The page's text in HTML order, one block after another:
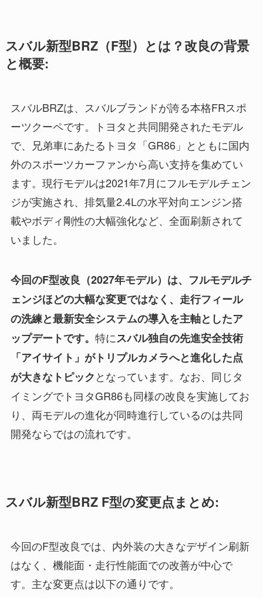
スバル新型BRZ（F型）とは？改良の背景
と概要:
スバルBRZは、スバルブランドが誇る本格FRスポ
ーツクーペです。トヨタと共同開発されたモデル
で、兄弟車にあたるトヨタ「GR86」とともに国内
外のスポーツカーファンから高い支持を集めてい
ます。現行モデルは2021年7月にフルモデルチェン
ジが実施され、排気量2.4Lの水平対向エンジン搭
載やボディ剛性の大幅強化など、全面刷新されて
いました。
今回のF型改良（2027年モデル）は、フルモデルチ
ェンジほどの大幅な変更ではなく、走行フィール
の洗練と最新安全システムの導入を主軸としたア
ップデートです。 特にスバル独自の先進安全技術
「アイサイト」がトリプルカメラへと進化した点
が大きなトピックとなっています。なお、同じタ
イミングでトヨタGR86も同様の改良を実施してお
り、両モデルの進化が同時進行しているのは共同
開発ならではの流れです。
スバル新型BRZ F型の変更点まとめ:
今回のF型改良では、内外装の大きなデザイン刷新
はなく、機能面・走行性能面での改善が中心で
す。主な変更点は以下の通りです。